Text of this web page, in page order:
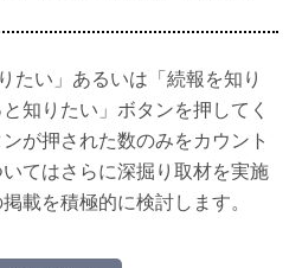
たい」あるいは「続報を知り
知りたい」ボタンを押してく
が押された数のみをカウント
てはさらに深掘り取材を実施
載を積極的に検討します。